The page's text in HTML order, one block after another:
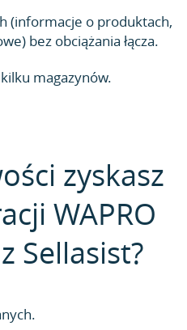
(informacje o produktach,
bez obciążania łącza.
magazynów.
zyskasz
WAPRO
Sellasist?